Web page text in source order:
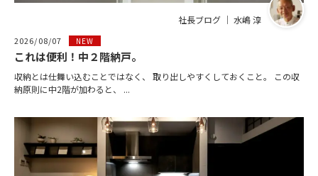
社長ブログ ｜ 水嶋 淳
2026/08/07 NEW
これは便利！中２階納戸。
収納とは仕舞い込むことではなく、 取り出しやすくしておくこと。 この収
納原則に中2階が加わると、 ...